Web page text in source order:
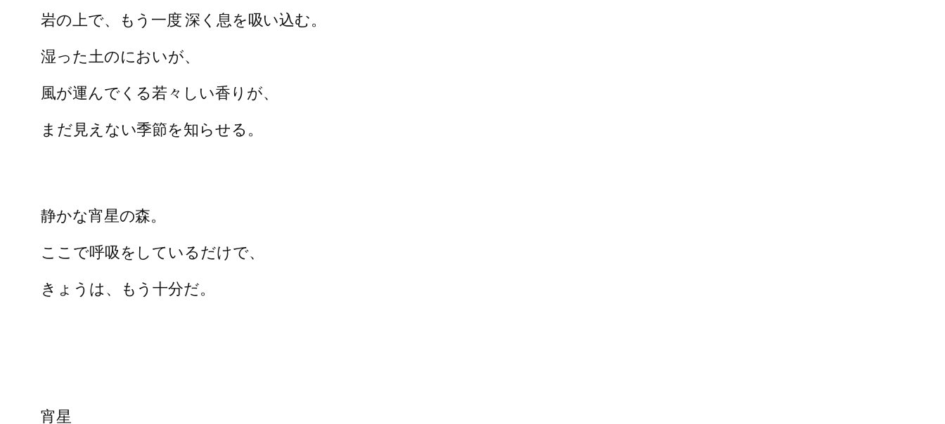
岩の上で、もう一度 深く息を吸い込む。
湿った土のにおいが、
風が運んでくる若々しい香りが、
まだ見えない季節を知らせる。
静かな宵星の森。
ここで呼吸をしているだけで、
きょうは、もう十分だ。
宵星